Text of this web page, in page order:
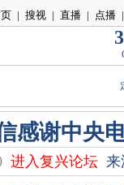
| 搜视 | 直播 | 点播 |
感谢中央
进入复兴论坛来